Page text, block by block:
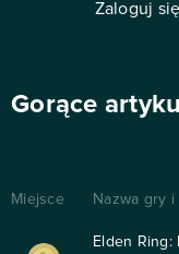
Zaloguj
Gorące
Miejsce Nazwa gry i
Elden Ring: